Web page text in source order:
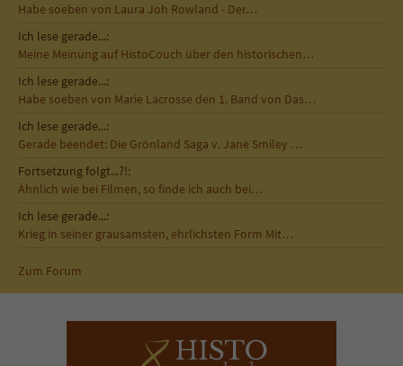
Habe soeben von Laura Joh Rowland - Der…
Ich lese gerade...:
Meine Meinung auf HistoCouch über den historischen…
Ich lese gerade...:
Habe soeben von Marie Lacrosse den 1. Band von Das…
Ich lese gerade...:
Gerade beendet: Die Grönland Saga v. Jane Smiley …
Fortsetzung folgt...?!:
Ähnlich wie bei Filmen, so finde ich auch bei…
Ich lese gerade...:
Krieg in seiner grausamsten, ehrlichsten Form Mit…
Zum Forum